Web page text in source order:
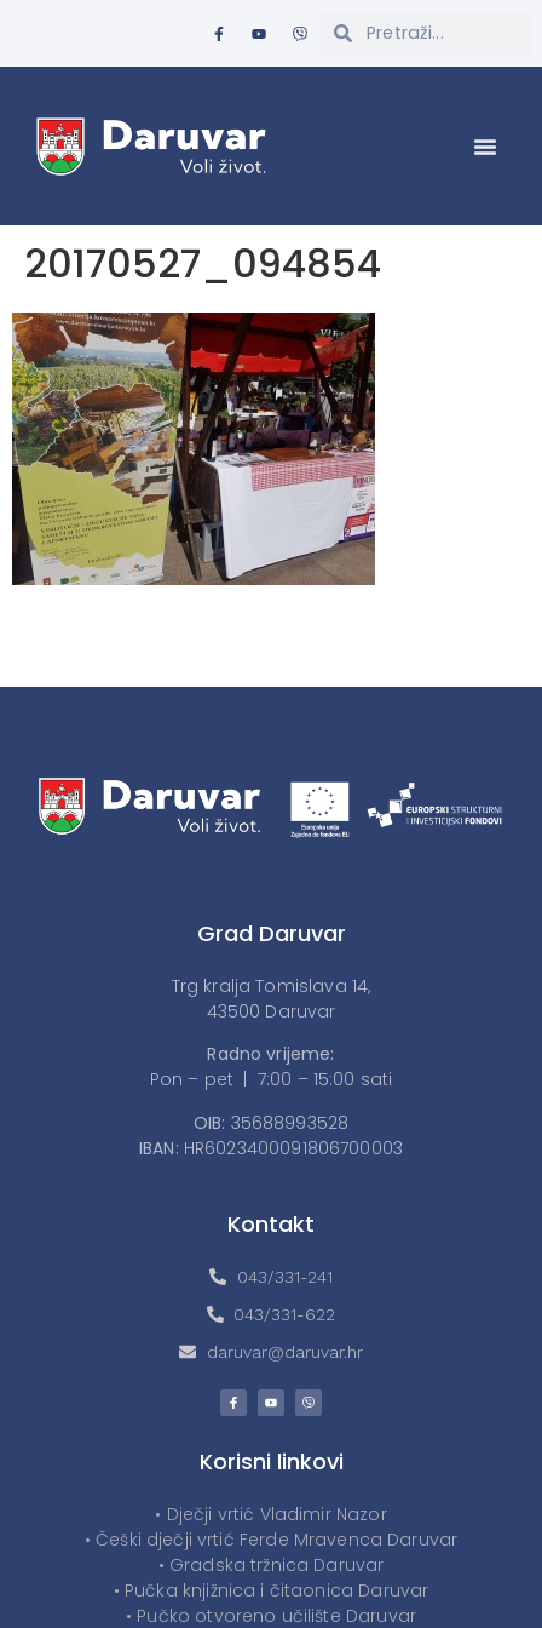
20170527_094854
Grad Daruvar
Trg kralja Tomislava 14,
43500 Daruvar
Radno vrijeme:
Pon – pet | 7:00 – 15:00 sati
OIB: 35688993528
IBAN: HR6023400091806700003
Kontakt
043/331-241
043/331-622
daruvar@daruvar.hr
Korisni linkovi
• Dječji vrtić Vladimir Nazor
• Češki dječji vrtić Ferde Mravenca Daruvar
• Gradska tržnica Daruvar
• Pučka knjižnica i čitaonica Daruvar
• Pučko otvoreno učilište Daruvar